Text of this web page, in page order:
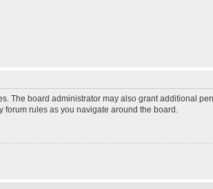
The board administrator may also grant additional
rules as you navigate around the board.